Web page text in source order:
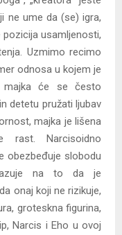
ne ume da (se) igra,
usamljenosti,
Uzmimo recimo
odnosa u kojem je
majka će se često
detetu pružati ljubav
majka je lišena
rast. Narcisoidno
obezbeđuje slobodu
na to da je
onaj koji ne rizikuje,
groteskna figurina,
Narcis i Eho u ovoj